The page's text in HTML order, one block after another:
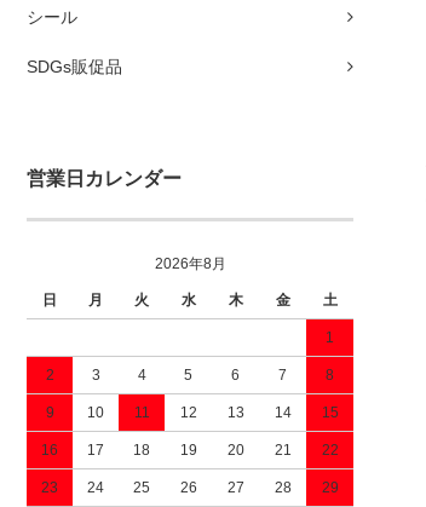
シール
SDGs販促品
営業日カレンダー
2026年8月
日 月 火 水 木 金 土
1
2 3 4 5 6 7 8
9 10 11 12 13 14 15
16 17 18 19 20 21 22
23 24 25 26 27 28 29